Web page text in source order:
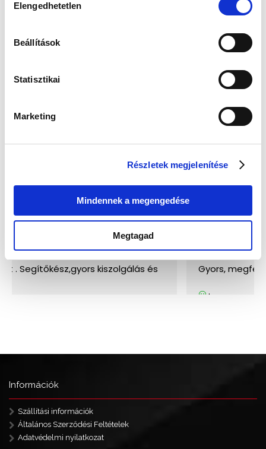
kiválasztása
Elengedhetetlen
Beállítások
Statisztikai
Marketing
Részletek megjelenítése
Mindennek a megengedése
Megtagad
Információk
Szállítási információk
Általános Szerződési Feltételek
Adatvédelmi nyilatkozat